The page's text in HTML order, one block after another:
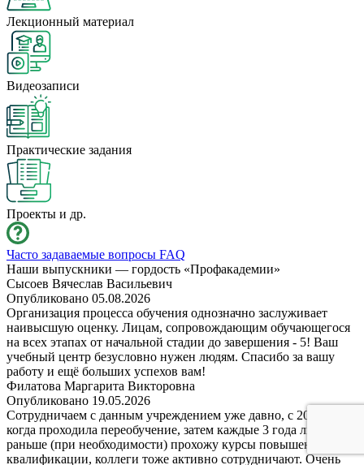
Лекционный материал
Видеозаписи
Практические задания
Проекты и др.
Часто задаваемые вопросы FAQ
Наши выпускники — гордость «Профакадемии»
Сысоев Вячеслав Васильевич
Опубликовано 05.08.2026
Организация процесса обучения однозначно заслуживает
наивысшую оценку. Лицам, сопровождающим обучающегося
на всех этапах от начальной стадии до завершения - 5! Ваш
учебный центр безусловно нужен людям. Спасибо за вашу
работу и ещё больших успехов вам!
Филатова Маргарита Викторовна
Опубликовано 19.05.2026
Сотрудничаем с данным учреждением уже давно, с 2016 года,
когда проходила переобучение, затем каждые 3 года либо
раньше (при необходимости) прохожу курсы повышения
квалификации, коллеги тоже активно сотрудничают. Очень